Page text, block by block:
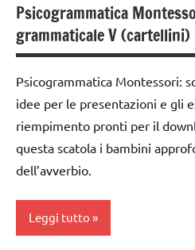
LINGUAGGIO
MONTESSORI
materiale
nomenclature
Montessori
psicogrammatica
TUTTI GLI
Montessori
dai
anni
DOWNLOAD
grammatica
GUIDA
DIDATTICA
MONTESSORI
analisi
grammaticale
Montessori
classe
1a
classe
2a
3a
Psicogrammatica
grammaticale V (cartellini)
Psicogrammatica Montessori:
idee per le presentazioni e gli
riempimento pronti per il
questa scatola i bambini
dell’avverbio.
Leggi tutto